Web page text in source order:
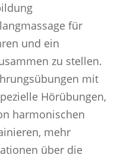
für
und ein
zu stellen.
mit
Hörübungen,
harmonischen
mehr
über die